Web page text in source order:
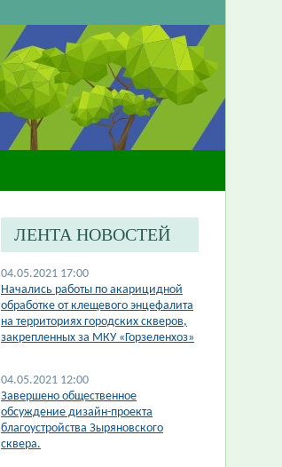
ЛЕНТА НОВОСТЕЙ
04.05.2021 17:00
Начались работы по акарицидной
обработке от клещевого энцефалита
на территориях городских скверов,
закрепленных за МКУ «Горзеленхоз»
04.05.2021 12:00
Завершено общественное
обсуждение дизайн-проекта
благоустройства Зыряновского
сквера.